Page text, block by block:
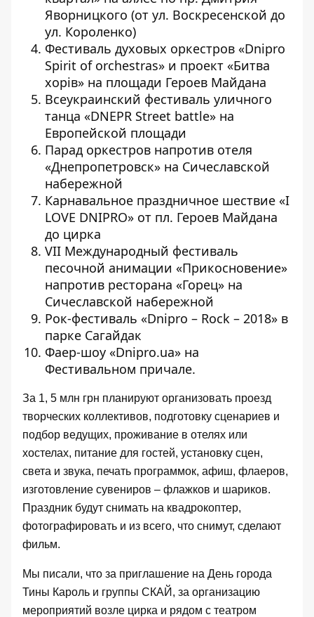
Яворницкого (от ул. Воскресенской до
ул. Короленко)
Фестиваль духовых оркестров «Dnipro
Spirit of orchestras» и проект «Битва
хорів» на площади Героев Майдана
Всеукраинский фестиваль уличного
танца «DNEPR Street battle» на
Европейской площади
Парад оркестров напротив отеля
«Днепропетровск» на Сичеславской
набережной
Карнавальное праздничное шествие «I
LOVE DNIPRO» от пл. Героев Майдана
до цирка
VІІ Международный фестиваль
песочной анимации «Прикосновение»
напротив ресторана «Горец» на
Сичеславской набережной
Рок-фестиваль «Dnipro – Rock – 2018» в
парке Сагайдак
Фаер-шоу «Dnipro.ua» на
Фестивальном причале.
За 1, 5 млн грн планируют организовать проезд
творческих коллективов, подготовку сценариев и
подбор ведущих, проживание в отелях или
хостелах, питание для гостей, установку сцен,
света и звука, печать программок, афиш, флаеров,
изготовление сувениров – флажков и шариков.
Праздник будут снимать на квадрокоптер,
фотографировать и из всего, что снимут, сделают
фильм.
Мы писали, что за приглашение на День города
Тины Кароль и группы СКАЙ, за организацию
мероприятий возле цирка и рядом с театром